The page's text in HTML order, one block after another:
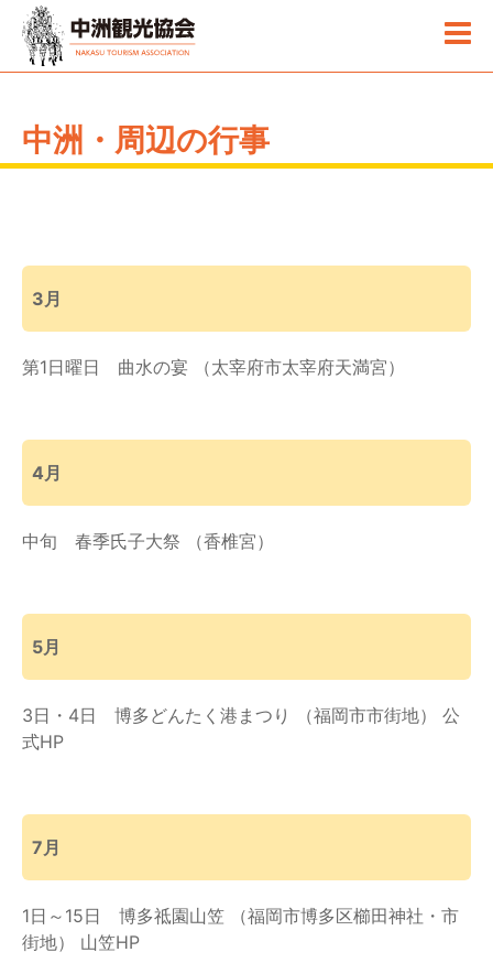
中洲・周辺の行事
3月
第1日曜日 曲水の宴 （太宰府市太宰府天満宮）
4月
中旬 春季氏子大祭 （香椎宮）
5月
3日・4日 博多どんたく港まつり （福岡市市街地） 公
式HP
7月
1日～15日 博多祗園山笠 （福岡市博多区櫛田神社・市
街地） 山笠HP